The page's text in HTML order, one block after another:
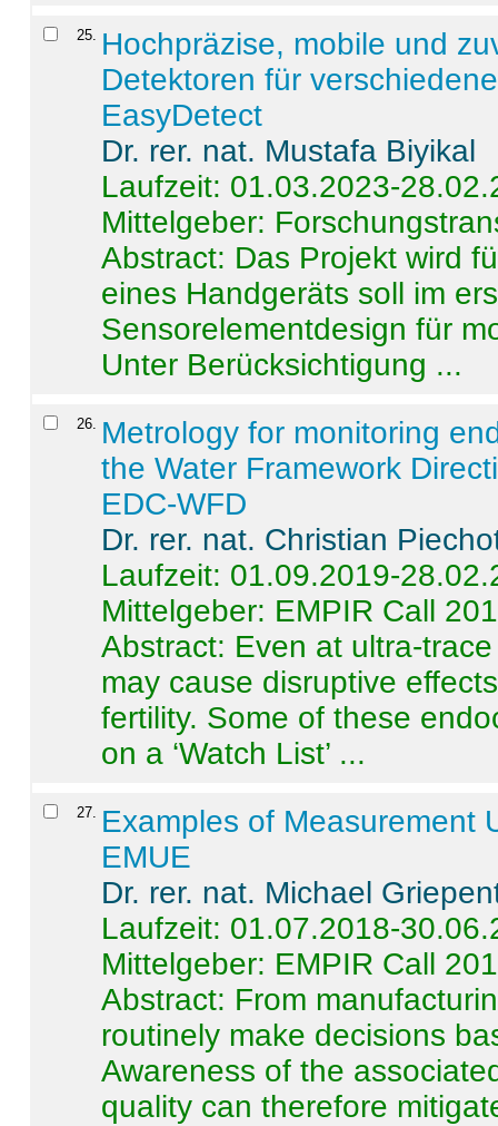
25. Hochpräzise, mobile und
Detektoren für
EasyDetect
Dr. rer. nat. Mustafa Biyikal
Laufzeit: 01.03.2023-
Mittelgeber:
Abstract: Das Projekt wird
eines Handgeräts soll im
Sensorelementdesign für
Unter Berücksichtigung ...
26. Metrology for monitoring
the Water Framework
EDC-WFD
Dr. rer. nat. Christian
Laufzeit: 01.09.2019-
Mittelgeber: EMPIR Call
Abstract: Even at ultra-
may cause disruptive
fertility. Some of these
on a ‘Watch List’ ...
27. Examples of Measurement
EMUE
Dr. rer. nat. Michael
Laufzeit: 01.07.2018-
Mittelgeber: EMPIR Call
Abstract: From
routinely make decisions
Awareness of the
quality can therefore